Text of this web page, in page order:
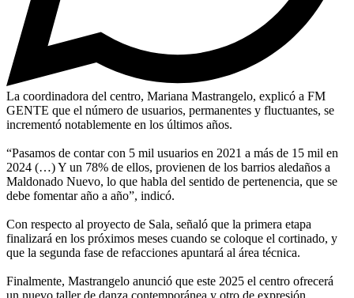
La coordinadora del centro, Mariana Mastrangelo, explicó a FM
GENTE que el número de usuarios, permanentes y fluctuantes, se
incrementó notablemente en los últimos años.
“Pasamos de contar con 5 mil usuarios en 2021 a más de 15 mil en
2024 (…) Y un 78% de ellos, provienen de los barrios aledaños a
Maldonado Nuevo, lo que habla del sentido de pertenencia, que se
debe fomentar año a año”, indicó.
Con respecto al proyecto de Sala, señaló que la primera etapa
finalizará en los próximos meses cuando se coloque el cortinado, y
que la segunda fase de refacciones apuntará al área técnica.
Finalmente, Mastrangelo anunció que este 2025 el centro ofrecerá
un nuevo taller de danza contemporánea y otro de expresión